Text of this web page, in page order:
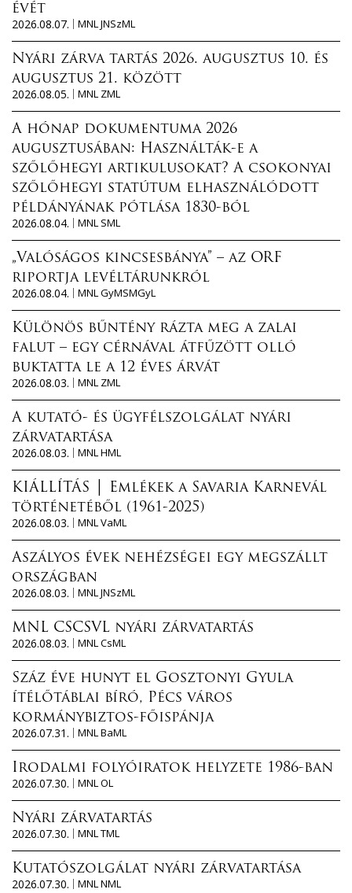
évét
2026.08.07.
MNL JNSzML
Nyári zárva tartás 2026. augusztus 10. és
augusztus 21. között
2026.08.05.
MNL ZML
A hónap dokumentuma 2026
augusztusában: Használták-e a
szőlőhegyi artikulusokat? A csokonyai
szőlőhegyi statútum elhasználódott
példányának pótlása 1830-ból
2026.08.04.
MNL SML
„Valóságos kincsesbánya” – az ORF
riportja levéltárunkról
2026.08.04.
MNL GyMSMGyL
Különös bűntény rázta meg a zalai
falut – egy cérnával átfűzött olló
buktatta le a 12 éves árvát
2026.08.03.
MNL ZML
A kutató- és ügyfélszolgálat nyári
zárvatartása
2026.08.03.
MNL HML
KIÁLLÍTÁS │ Emlékek a Savaria Karnevál
történetéből (1961-2025)
2026.08.03.
MNL VaML
Aszályos évek nehézségei egy megszállt
országban
2026.08.03.
MNL JNSzML
MNL CSCSVL nyári zárvatartás
2026.08.03.
MNL CsML
Száz éve hunyt el Gosztonyi Gyula
ítélőtáblai bíró, Pécs város
kormánybiztos-főispánja
2026.07.31.
MNL BaML
Irodalmi folyóiratok helyzete 1986-ban
2026.07.30.
MNL OL
Nyári zárvatartás
2026.07.30.
MNL TML
Kutatószolgálat nyári zárvatartása
2026.07.30.
MNL NML